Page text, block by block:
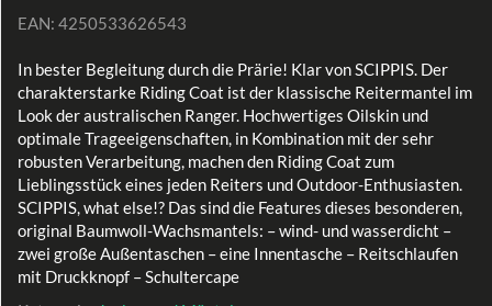
EAN: 4250533626543
In bester Begleitung durch die Prärie! Klar von SCIPPIS. Der
charakterstarke Riding Coat ist der klassische Reitermantel im
Look der australischen Ranger. Hochwertiges Oilskin und
optimale Trageeigenschaften, in Kombination mit der sehr
robusten Verarbeitung, machen den Riding Coat zum
Lieblingsstück eines jeden Reiters und Outdoor-Enthusiasten.
SCIPPIS, what else!? Das sind die Features dieses besonderen,
original Baumwoll-Wachsmantels: – wind- und wasserdicht –
zwei große Außentaschen – eine Innentasche – Reitschlaufen
mit Druckknopf – Schultercape